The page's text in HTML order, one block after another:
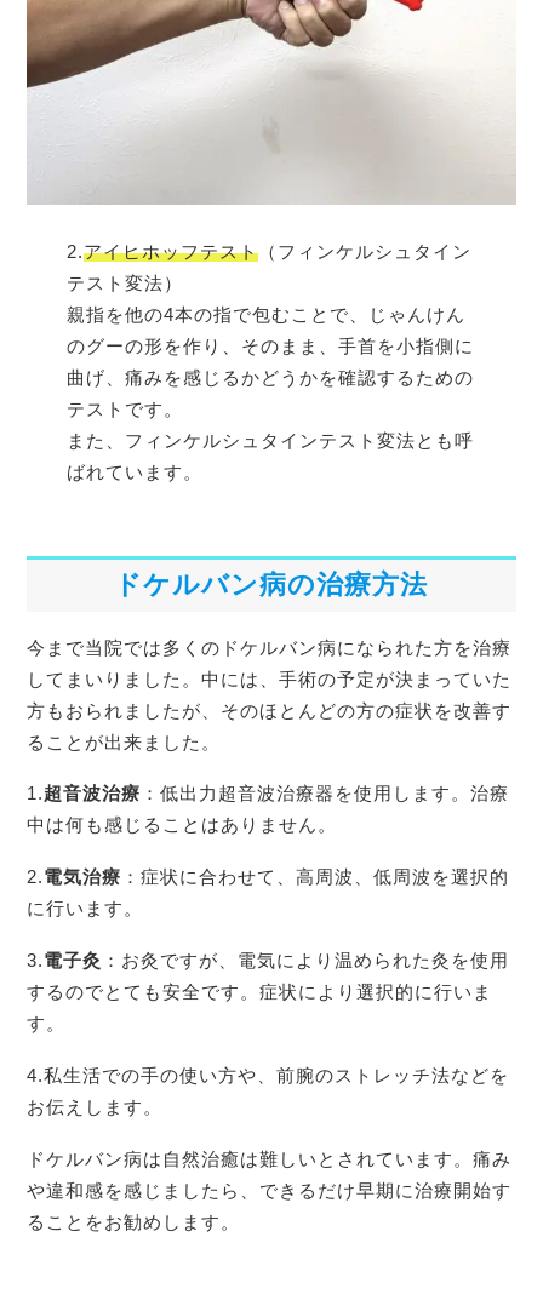
2.アイヒホッフテスト（フィンケルシュタイン
テスト変法）
親指を他の4本の指で包むことで、じゃんけん
のグーの形を作り、そのまま、手首を小指側に
曲げ、痛みを感じるかどうかを確認するための
テストです。
また、フィンケルシュタインテスト変法とも呼
ばれています。
ドケルバン病の治療方法
今まで当院では多くのドケルバン病になられた方を治療
してまいりました。中には、手術の予定が決まっていた
方もおられましたが、そのほとんどの方の症状を改善す
ることが出来ました。
1.超音波治療 ：低出力超音波治療器を使用します。治療
中は何も感じることはありません。
2.電気治療 ：症状に合わせて、高周波、低周波を選択的
に行います。
3.電子灸 ：お灸ですが、電気により温められた灸を使用
するのでとても安全です。症状により選択的に行いま
す。
4.私生活での手の使い方や、前腕のストレッチ法などを
お伝えします。
ドケルバン病は自然治癒は難しいとされています。痛み
や違和感を感じましたら、できるだけ早期に治療開始す
ることをお勧めします。